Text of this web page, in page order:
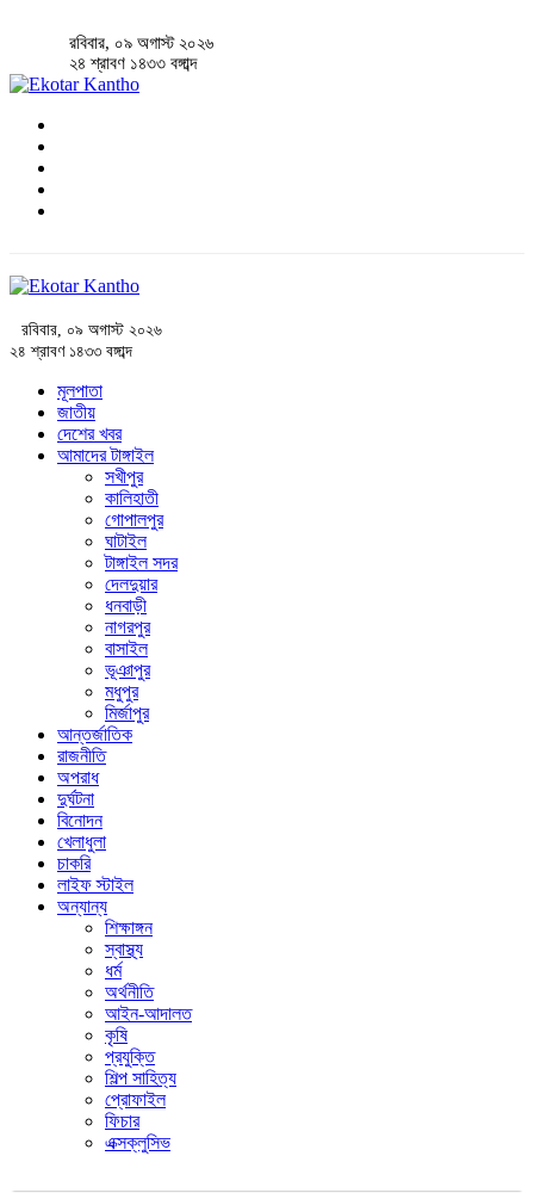
রবিবার, ০৯ অগাস্ট ২০২৬
২৪ শ্রাবণ ১৪৩৩ বঙ্গাব্দ
রবিবার, ০৯ অগাস্ট ২০২৬
২৪ শ্রাবণ ১৪৩৩ বঙ্গাব্দ
মূলপাতা
জাতীয়
দেশের খবর
আমাদের টাঙ্গাইল
সখীপুর
কালিহাতী
গোপালপুর
ঘাটাইল
টাঙ্গাইল সদর
দেলদুয়ার
ধনবাড়ী
নাগরপুর
বাসাইল
ভূঞাপুর
মধুপুর
মির্জাপুর
আন্তর্জাতিক
রাজনীতি
অপরাধ
দুর্ঘটনা
বিনোদন
খেলাধুলা
চাকরি
লাইফ স্টাইল
অন্যান্য
শিক্ষাঙ্গন
স্বাস্থ্য
ধর্ম
অর্থনীতি
আইন-আদালত
কৃষি
প্রযুক্তি
শিল্প সাহিত্য
প্রোফাইল
ফিচার
এক্সক্লুসিভ